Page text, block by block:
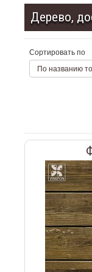
Дерево,
Сортировать по
По названию